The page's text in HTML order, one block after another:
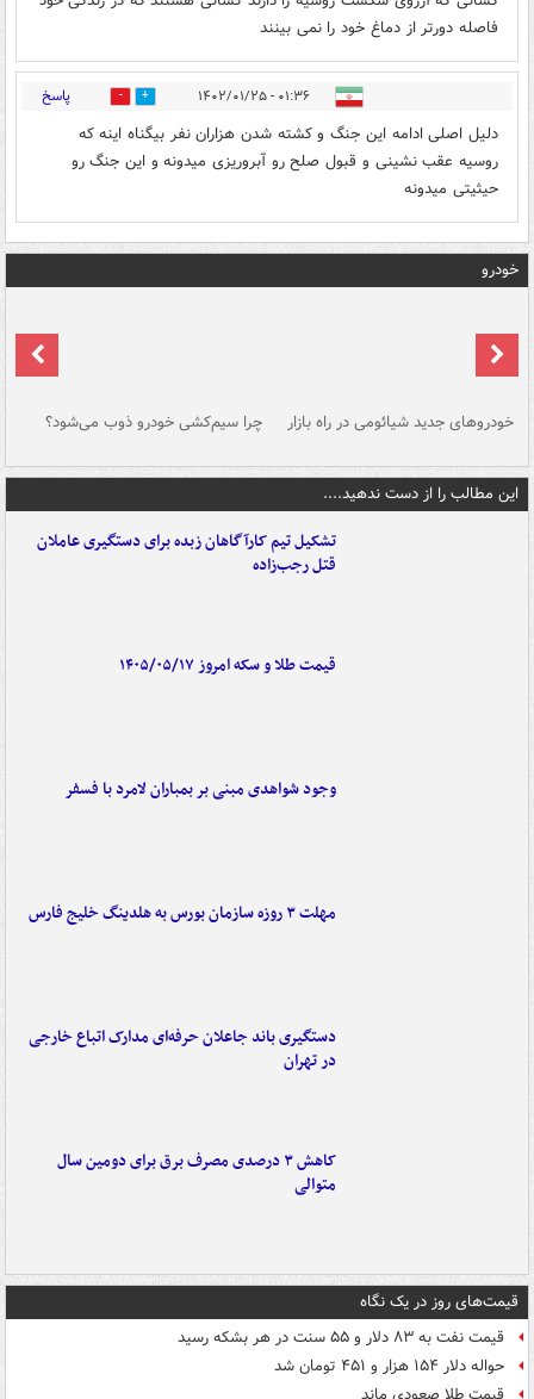
فاصله دورتر از دماغ خود را نمی بینند
۰۱:۳۶ - ۱۴۰۲/۰۱/۲۵ 1 پاسخ
دلیل اصلی ادامه این جنگ و کشته شدن هزاران نفر بیگناه اینه که
روسیه عقب نشینی و قبول صلح رو آبروریزی میدونه و این جنگ رو
حیثیتی میدونه
خودرو
خودروهای جدید شیائومی در راه بازار چرا سیم‌کشی خودرو ذوب می‌شود؟
این مطالب را از دست ندهید....
تشکیل تیم کارآگاهان زبده برای دستگیری عاملان
قتل رجب‌زاده
قیمت طلا و سکه امروز ۱۴۰۵/۰۵/۱۷
وجود شواهدی مبنی بر بمباران لامرد با فسفر
مهلت ۳ روزه سازمان بورس به هلدینگ خلیج فارس
دستگیری باند جاعلان حرفه‌ای مدارک اتباع خارجی
در تهران
کاهش ۳ درصدی مصرف برق برای دومین سال
متوالی
قیمت‌های روز در یک نگاه
قیمت نفت به ۸۳ دلار و ۵۵ سنت در هر بشکه رسید
حواله دلار ۱۵۴ هزار و ۴۵۱ تومان شد